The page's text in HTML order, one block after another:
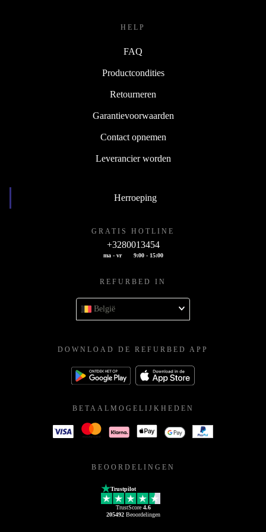
HELP
FAQ
Productcondities
Retourneren
Garantievoorwaarden
Contact opnemen
Leverancier worden
Herroeping
GRATIS HOTLINE
+3280013454
ma - vr 9:00 - 15:00
REFURBED IN
België
DOWNLOAD DE REFURBED APP
BETAALMOGELIJKHEDEN
BEOORDELINGEN
Trustpilot
TrustScore 4.6
205492Beoordelingen